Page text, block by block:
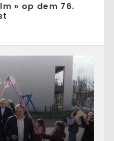
» op dem 76.